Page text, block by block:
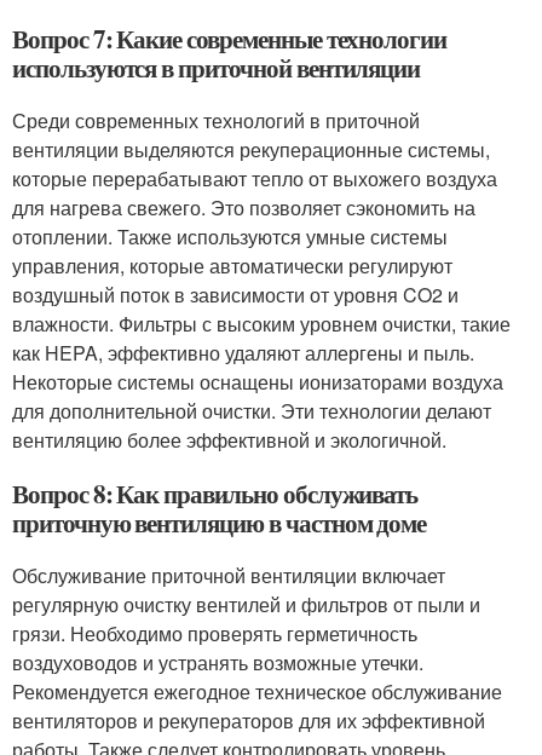
Вопрос 7: Какие современные технологии
используются в приточной вентиляции
Среди современных технологий в приточной
вентиляции выделяются рекуперационные системы,
которые перерабатывают тепло от выхожего воздуха
для нагрева свежего. Это позволяет сэкономить на
отоплении. Также используются умные системы
управления, которые автоматически регулируют
воздушный поток в зависимости от уровня CO2 и
влажности. Фильтры с высоким уровнем очистки, такие
как HEPA, эффективно удаляют аллергены и пыль.
Некоторые системы оснащены ионизаторами воздуха
для дополнительной очистки. Эти технологии делают
вентиляцию более эффективной и экологичной.
Вопрос 8: Как правильно обслуживать
приточную вентиляцию в частном доме
Обслуживание приточной вентиляции включает
регулярную очистку вентилей и фильтров от пыли и
грязи. Необходимо проверять герметичность
воздуховодов и устранять возможные утечки.
Рекомендуется ежегодное техническое обслуживание
вентиляторов и рекуператоров для их эффективной